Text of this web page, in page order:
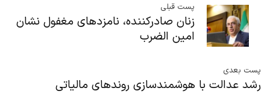
پست قبلی
زنان صادرکننده، نامزدهای مغفول نشان
امین الضرب
پست بعدی
رشد عدالت با هوشمندسازی روندهای مالیاتی